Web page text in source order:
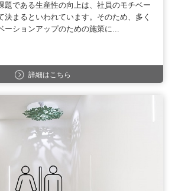
題である生産性の向上は、社員のモチベー
決まるといわれています。そのため、多く
ーションアップのための施策に...
詳細はこちら